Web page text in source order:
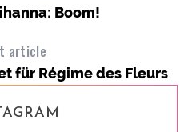
Boom!
article
für Régime des Fleurs